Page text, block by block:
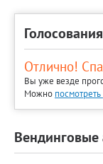
Голосования
Отлично!
Вы уже везде
Можно
Вендинговые